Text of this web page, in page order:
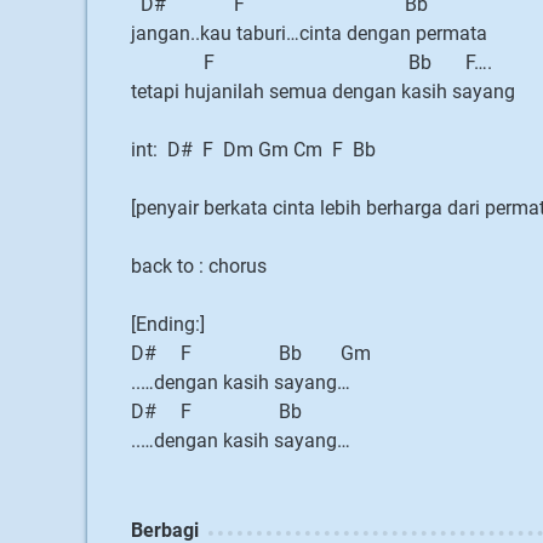
jangan..kau taburi…cinta dengan permata
F Bb F….
tetapi hujanilah semua dengan kasih sayang
int: D# F Dm Gm Cm F Bb
[penyair berkata cinta lebih berharga dari
back to : chorus
[Ending:]
D# F Bb Gm
..…dengan kasih sayang…
D# F Bb
..…dengan kasih sayang…
Berbagi